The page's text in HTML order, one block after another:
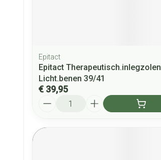
Epitact
Epitact Therapeutisch.inlegzolen
Licht.benen 39/41
€ 39,95